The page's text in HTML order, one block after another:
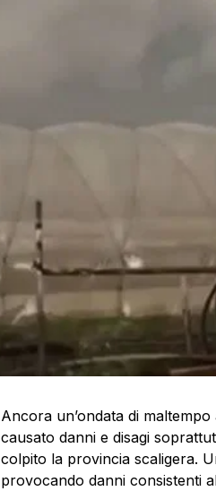
Ancora un’ondata di maltempo
causato danni e disagi
colpito la provincia scaligera.
provocando danni consistenti